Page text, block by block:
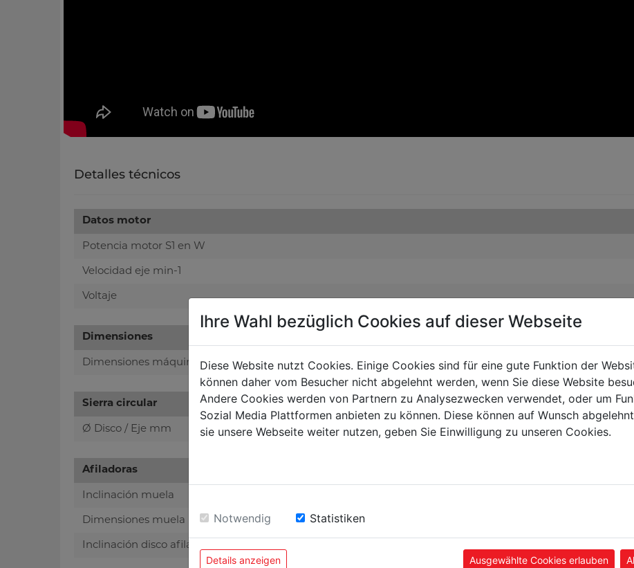
Detalles técnicos
Datos motor
Potencia motor S1 en W
Velocidad eje min-1
Voltaje
Dimensiones
Dimensiones máquina mm
Sierra circular
Ø Disco / Eje mm
Afiladoras
Inclinación muela
Dimensiones muela mm
Inclinación disco afilador
Ihre Wahl bezüglich Cookies auf dieser Webseite
Diese Website nutzt Cookies. Einige Cookies sind für eine gute Funktion der
können daher vom Besucher nicht abgelehnt werden, wenn Sie diese Website
Andere Cookies werden von Partnern zu Analysezwecken verwendet, oder um
Sozial Media Plattformen anbieten zu können. Diese können auf Wunsch
sie unsere Webseite weiter nutzen, geben Sie Einwilligung zu unseren Cookies.
Notwendig Statistiken
Details anzeigen Ausgewählte Cookies erlauben